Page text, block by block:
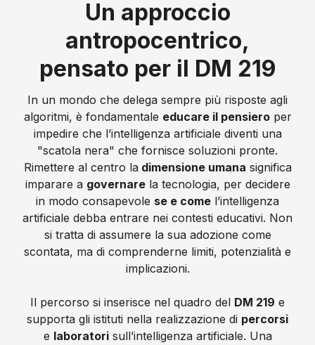
Un approccio
antropocentrico,
pensato per il DM 219
In un mondo che delega sempre più risposte agli
algoritmi, è fondamentale educare il pensieroper
impedire che l’intelligenza artificiale diventi una
"scatola nera" che fornisce soluzioni pronte.
Rimettere al centro ladimensione umana significa
imparare a governarela tecnologia, per decidere
in modo consapevole se e come l’intelligenza
artificiale debba entrare nei contesti educativi. Non
si tratta di assumere la sua adozione come
scontata, ma di comprenderne limiti, potenzialità e
implicazioni.
Il percorso si inserisce nel quadro del DM 219 e
supporta gli istituti nella realizzazione di percorsi
e laboratorisull’intelligenza artificiale. Una